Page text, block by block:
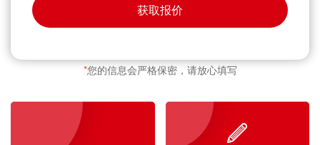
获取报价
*您的信息会严格保密，请放心填写
